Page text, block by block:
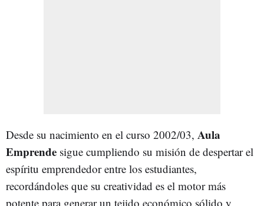
Desde su nacimiento en el curso 2002/03, Aula
Emprende sigue cumpliendo su misión de despertar el
espíritu emprendedor entre los estudiantes,
recordándoles que su creatividad es el motor más
potente para generar un tejido económico sólido y